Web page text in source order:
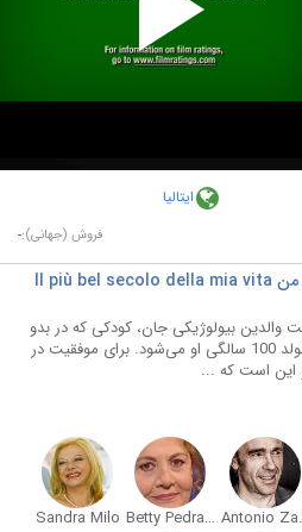
ایتالیا
فروش (جهانی):-
دانلود فیلم زیباترین قرن زندگی من Il più bel secolo della mia vita
والدین بیولوژیکی جان، کودکی که در بدو
تولد شناسایی نشده است، قبل از تولد 100 سالگی او می‌شود. برای موفقیت در
این است که ...
Betty Pedrazzi
Sandra Milo